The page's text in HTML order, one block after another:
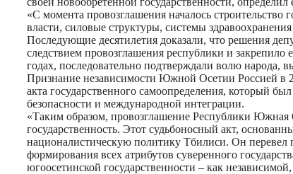
«С момента провозглашения началось
власти, силовые структуры, системы
Последующие десятилетия доказали, что решения
следствием провозглашения республики и
годах, последовательно подтверждали волю народа,
Признание независимости Южной Осетии Россией в
акта государственного самоопределения, который
безопасности и международной интеграции.
«Таким образом, провозглашение Республики Южная
государственность. Этот судьбоносный акт,
националистическую политику Тбилиси. Он перевел
формирования всех атрибутов суверенного
югоосетинской государственности – как